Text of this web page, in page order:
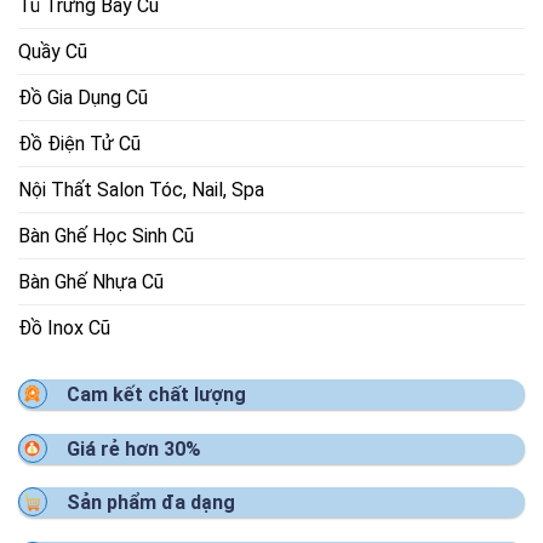
Tủ Trưng Bày Cũ
Quầy Cũ
Đồ Gia Dụng Cũ
Đồ Điện Tử Cũ
Nội Thất Salon Tóc, Nail, Spa
Bàn Ghế Học Sinh Cũ
Bàn Ghế Nhựa Cũ
Đồ Inox Cũ
Cam kết chất lượng
Giá rẻ hơn 30%
Sản phẩm đa dạng